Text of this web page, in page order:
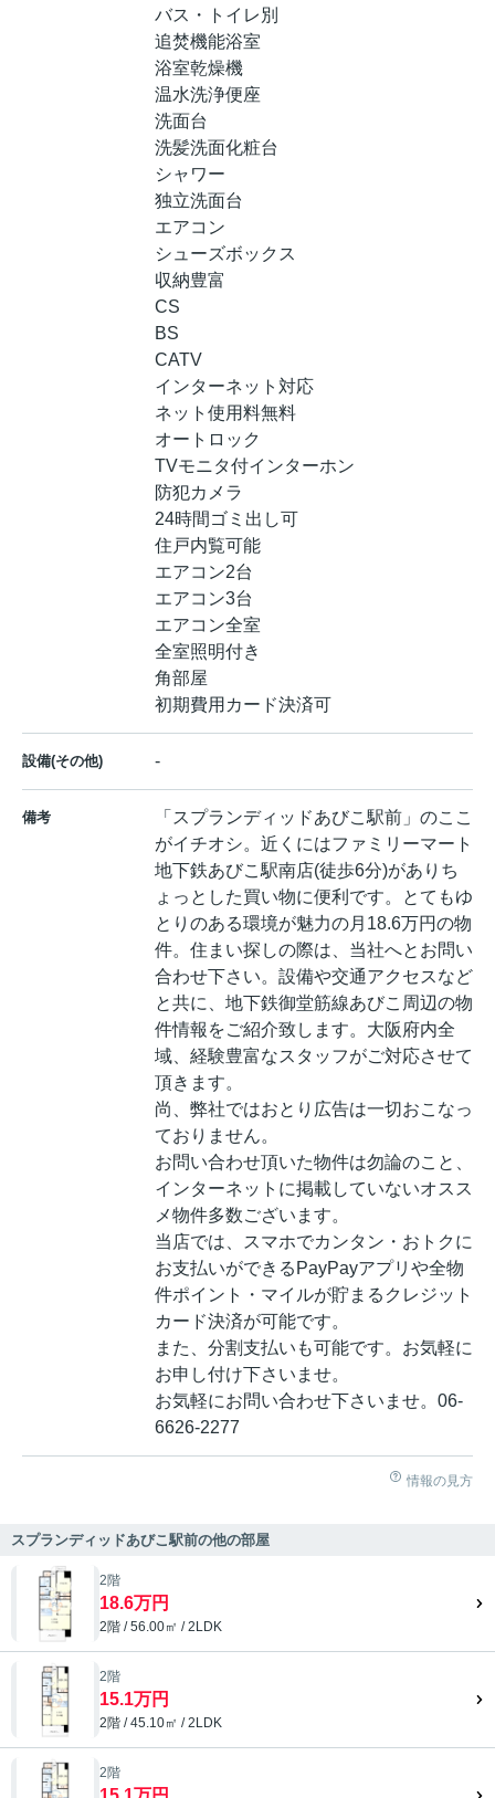
バス・トイレ別
追焚機能浴室
浴室乾燥機
温水洗浄便座
洗面台
洗髪洗面化粧台
シャワー
独立洗面台
エアコン
シューズボックス
収納豊富
CS
BS
CATV
インターネット対応
ネット使用料無料
オートロック
TVモニタ付インターホン
防犯カメラ
24時間ゴミ出し可
住戸内覧可能
エアコン2台
エアコン3台
エアコン全室
全室照明付き
角部屋
初期費用カード決済可
設備(その他) -
備考
「スプランディッドあびこ駅前」のここ
がイチオシ。近くにはファミリーマート
地下鉄あびこ駅南店(徒歩6分)がありち
ょっとした買い物に便利です。とてもゆ
とりのある環境が魅力の月18.6万円の物
件。住まい探しの際は、当社へとお問い
合わせ下さい。設備や交通アクセスなど
と共に、地下鉄御堂筋線あびこ周辺の物
件情報をご紹介致します。大阪府内全
域、経験豊富なスタッフがご対応させて
頂きます。
尚、弊社ではおとり広告は一切おこなっ
ておりません。
お問い合わせ頂いた物件は勿論のこと、
インターネットに掲載していないオスス
メ物件多数ございます。
当店では、スマホでカンタン・おトクに
お支払いができるPayPayアプリや全物
件ポイント・マイルが貯まるクレジット
カード決済が可能です。
また、分割支払いも可能です。お気軽に
お申し付け下さいませ。
お気軽にお問い合わせ下さいませ。06-
6626-2277
情報の見方
スプランディッドあびこ駅前の他の部屋
2階
18.6万円
2階 / 56.00㎡ / 2LDK
2階
15.1万円
2階 / 45.10㎡ / 2LDK
2階